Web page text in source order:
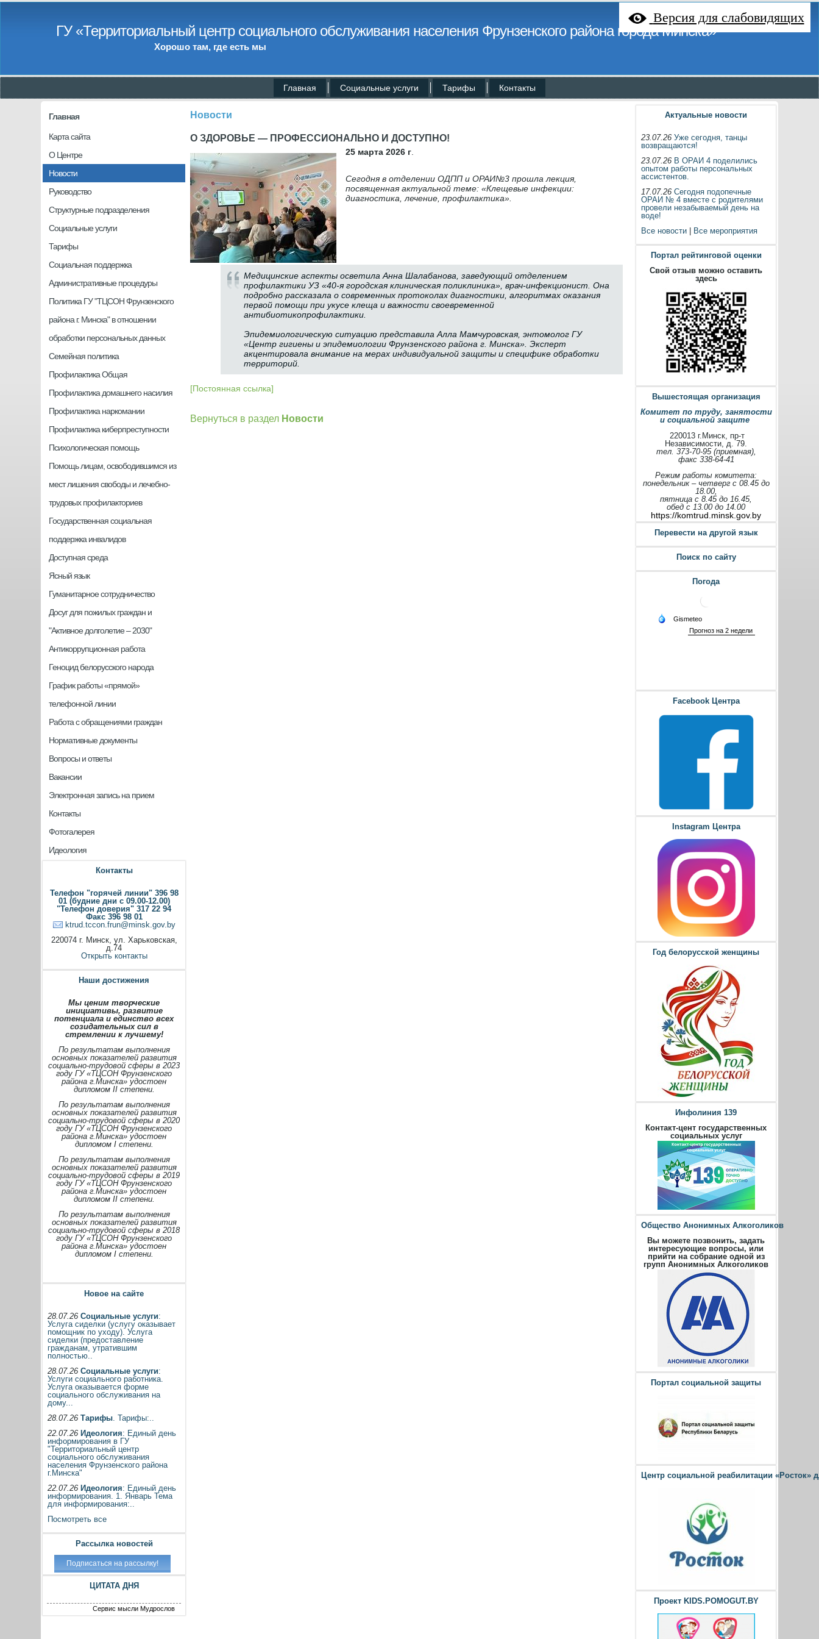
Версия для слабовидящих
ГУ «Территориальный центр социального обслуживания населения Фрунзенского района города Минска»
Хорошо там, где есть мы
Главная Социальные услуги Тарифы Контакты
Главная
Карта сайта
О Центре
Новости
Руководство
Структурные подразделения
Социальные услуги
Тарифы
Социальная поддержка
Административные процедуры
Политика ГУ "ТЦСОН Фрунзенского
района г. Минска" в отношении
обработки персональных данных
Семейная политика
Профилактика Общая
Профилактика домашнего насилия
Профилактика наркомании
Профилактика киберпреступности
Психологическая помощь
Помощь лицам, освободившимся из
мест лишения свободы и лечебно-
трудовых профилакториев
Государственная социальная
поддержка инвалидов
Доступная среда
Ясный язык
Гуманитарное сотрудничество
Досуг для пожилых граждан и
"Активное долголетие – 2030"
Антикоррупционная работа
Геноцид белорусского народа
График работы «прямой»
телефонной линии
Работа с обращениями граждан
Нормативные документы
Вопросы и ответы
Вакансии
Электронная запись на прием
Контакты
Фотогалерея
Идеология
Контакты
Телефон "горячей линии" 396 98
01 (будние дни с 09.00-12.00)
"Телефон доверия" 317 22 94
Факс 396 98 01
ktrud.tccon.frun@minsk.gov.by
220074 г. Минск, ул. Харьковская,
д.74
Открыть контакты
Наши достижения
Мы ценим творческие
инициативы, развитие
потенциала и единство всех
созидательных сил в
стремлении к лучшему!
По результатам выполнения
основных показателей развития
социально-трудовой сферы в 2023
году ГУ «ТЦСОН Фрунзенского
района г.Минска» удостоен
дипломом II степени.
По результатам выполнения
основных показателей развития
социально-трудовой сферы в 2020
году ГУ «ТЦСОН Фрунзенского
района г.Минска» удостоен
дипломом I степени.
По результатам выполнения
основных показателей развития
социально-трудовой сферы в 2019
году ГУ «ТЦСОН Фрунзенского
района г.Минска» удостоен
дипломом II степени.
По результатам выполнения
основных показателей развития
социально-трудовой сферы в 2018
году ГУ «ТЦСОН Фрунзенского
района г.Минска» удостоен
дипломом I степени.
Новое на сайте
28.07.26 Социальные услуги:
Услуга сиделки (услугу оказывает
помощник по уходу). Услуга
сиделки (предоставление
гражданам, утратившим
полностью..
28.07.26 Социальные услуги:
Услуги социального работника.
Услуга оказывается форме
социального обслуживания на
дому...
28.07.26 Тарифы. Тарифы:..
22.07.26 Идеология: Единый день
информирования в ГУ
"Территориальный центр
социального обслуживания
населения Фрунзенского района
г.Минска"
22.07.26 Идеология: Единый день
информирования. 1. Январь Тема
для информирования:..
Посмотреть все
Рассылка новостей
ЦИТАТА ДНЯ
Сервис мысли Мудрослов
Новости
О ЗДОРОВЬЕ — ПРОФЕССИОНАЛЬНО И ДОСТУПНО!
25 марта 2026 г
Сегодня в отделении ОДПП и ОРАИ№3 прошла лекция,
посвященная актуальной теме: «Клещевые инфекции:
диагностика, лечение, профилактика».
Медицинские аспекты осветила Анна Шалабанова, заведующий отделением
профилактики УЗ «40-я городская клиническая поликлиника», врач-инфекционист. Она
подробно рассказала о современных протоколах диагностики, алгоритмах оказания
первой помощи при укусе клеща и важности своевременной
антибиотикопрофилактики.
Эпидемиологическую ситуацию представила Алла Мамчуровская, энтомолог ГУ
«Центр гигиены и эпидемиологии Фрунзенского района г. Минска». Эксперт
акцентировала внимание на мерах индивидуальной защиты и специфике обработки
территорий.
[Постоянная ссылка]
Вернуться в раздел Новости
Актуальные новости
23.07.26Уже сегодня, танцы
возвращаются!
23.07.26 В ОРАИ 4 поделились
опытом работы персональных
ассистентов.
17.07.26Сегодня подопечные
ОРАИ № 4 вместе с родителями
провели незабываемый день на
воде!
Все новости
Все мероприятия
Портал рейтинговой оценки
Свой отзыв можно оставить
здесь
Вышестоящая организация
Комитет по труду, занятости
и социальной защите
220013 г.Минск, пр-т
Независимости, д. 79.
тел. 373-70-95 (приемная),
факс 338-64-41
Режим работы комитета:
понедельник – четверг с 08.45 до
18.00,
пятница с 8.45 до 16.45,
обед с 13.00 до 14.00
https://komtrud.minsk.gov.by
Перевести на другой язык
Поиск по сайту
Погода
Facebook Центра
Instagram Центра
Год белорусской женщины
Инфолиния 139
Контакт-цент государственных
социальных услуг
Общество Анонимных Алкоголиков
Вы можете позвонить, задать
интересующие вопросы, или
прийти на собрание одной из
групп Анонимных Алкоголиков
Портал социальной защиты
Центр социальной реабилитации
Проект KIDS.POMOGUT.BY